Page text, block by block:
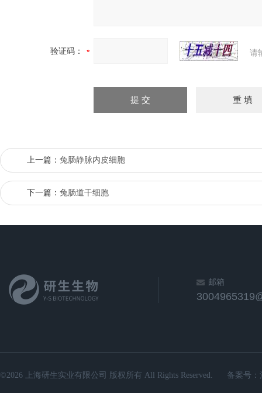
验证码： 请
上一篇： 兔肠静脉内皮细胞
下一篇： 兔肠道干细胞
邮箱
©2026 上海研生实业有限公司 版权所有 All Rights Reserved. 备案号：